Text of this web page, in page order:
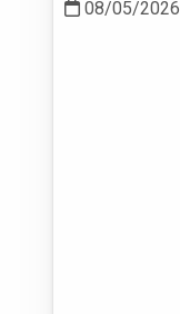
08/05/2026